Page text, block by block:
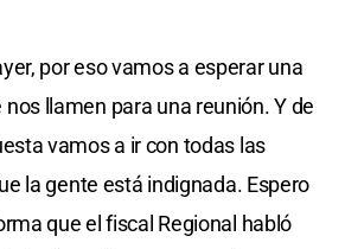
por eso vamos a esperar una
llamen para una reunión. Y de
vamos a ir con todas las
la gente está indignada. Espero
que el fiscal Regional habló